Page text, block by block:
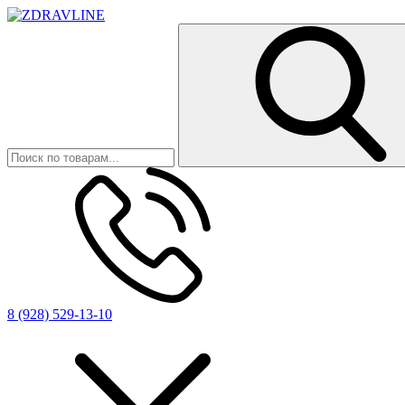
8 (928) 529-13-10